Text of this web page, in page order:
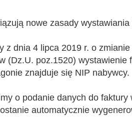
nowe zasady wystawiania
z dnia 4 lipca 2019 r. o
(Dz.U. poz.1520) wystawienie
znajduje się NIP nabywcy.
o podanie danych do faktury
automatycznie